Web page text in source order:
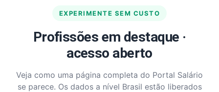
EXPERIMENTE SEM CUSTO
Profissões em destaque ·
acesso aberto
Veja como uma página completa do Portal Salário
se parece. Os dados a nível Brasil estão liberados